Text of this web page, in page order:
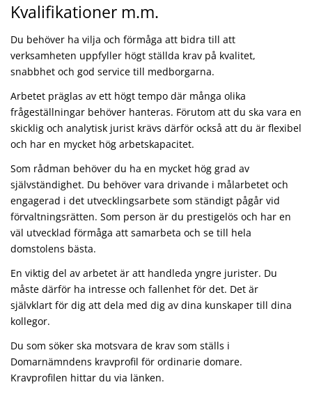
Kvalifikationer m.m.
Du behöver ha vilja och förmåga att bidra till att
verksamheten uppfyller högt ställda krav på kvalitet,
snabbhet och god service till medborgarna.
Arbetet präglas av ett högt tempo där många olika
frågeställningar behöver hanteras. Förutom att du ska vara en
skicklig och analytisk jurist krävs därför också att du är flexibel
och har en mycket hög arbetskapacitet.
Som rådman behöver du ha en mycket hög grad av
självständighet. Du behöver vara drivande i målarbetet och
engagerad i det utvecklingsarbete som ständigt pågår vid
förvaltningsrätten. Som person är du prestigelös och har en
väl utvecklad förmåga att samarbeta och se till hela
domstolens bästa.
En viktig del av arbetet är att handleda yngre jurister. Du
måste därför ha intresse och fallenhet för det. Det är
självklart för dig att dela med dig av dina kunskaper till dina
kollegor.
Du som söker ska motsvara de krav som ställs i
Domarnämndens kravprofil för ordinarie domare.
Kravprofilen hittar du via länken.